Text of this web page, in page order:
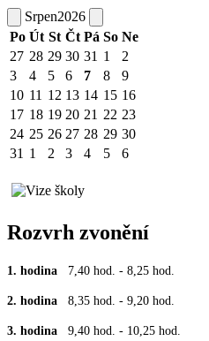
Srpen2026
Po Út St Čt Pá So Ne
27 28 29 30 31 1
2
3
4 5 6 7 8
9
10 11 12 13 14 15 16
17 18 19 20 21 22 23
24 25 26 27 28 29 30
31 1 2 3 4 5 6
Rozvrh zvonění
1. hodina 7,40 hod. - 8,25 hod.
2. hodina 8,35 hod. - 9,20 hod.
3. hodina 9,40 hod. - 10,25 hod.